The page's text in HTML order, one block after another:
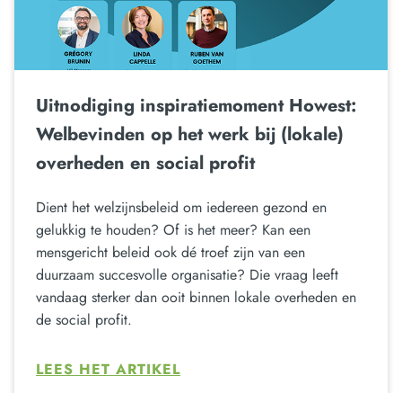
Uitnodiging inspiratiemoment Howest:
Welbevinden op het werk bij (lokale)
overheden en social profit
Dient het welzijnsbeleid om iedereen gezond en
gelukkig te houden? Of is het meer? Kan een
mensgericht beleid ook dé troef zijn van een
duurzaam succesvolle organisatie? Die vraag leeft
vandaag sterker dan ooit binnen lokale overheden en
de social profit.
LEES HET ARTIKEL